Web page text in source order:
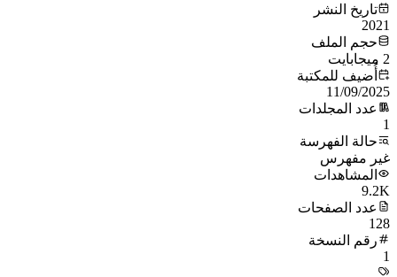
تاريخ النشر
2021
حجم الملف
2 ميجابايت
أُضيف للمكتبة
11/09/2025
عدد المجلدات
1
حالة الفهرسة
غير مفهرس
المشاهدات
9.2K
عدد الصفحات
128
رقم النسخة
1